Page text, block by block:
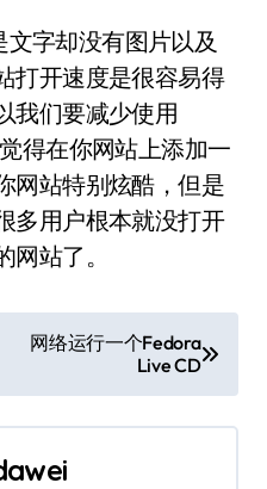
字却没有图片以及
打开速度是很容易得
我们要减少使用
得在你网站上添加一
网站特别炫酷，但是
多用户根本就没打开
站了。
网络运行一个Fedora
Live CD